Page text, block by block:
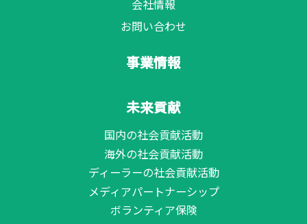
会社情報
お問い合わせ
事業情報
未来貢献
国内の社会貢献活動
海外の社会貢献活動
ディーラーの社会貢献活動
メディアパートナーシップ
ボランティア保険